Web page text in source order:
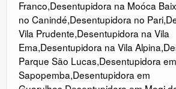
Franco,Desentupidora na Moóca
no Canindé,Desentupidora no Pari,
Vila Prudente,Desentupidora na Vila
Ema,Desentupidora na Vila Alpina,
Parque São Lucas,Desentupidora em
Sapopemba,Desentupidora em